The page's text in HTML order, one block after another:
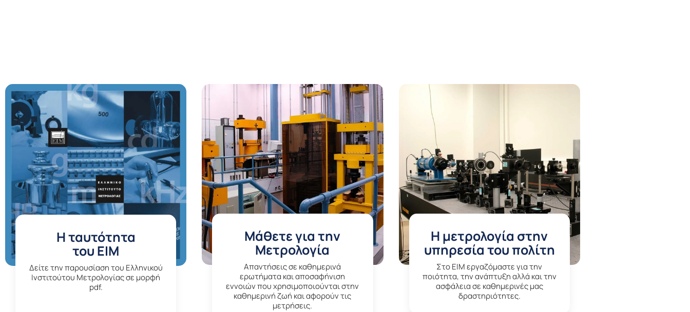
H ταυτότητα
του ΕΙΜ
Δείτε την παρουσίαση του Ελληνικού
Ινστιτούτου Μετρολογίας σε μορφή
pdf.
Μάθετε για την
Μετρολογία
Aπαντήσεις σε καθημερινά
ερωτήματα και αποσαφήνιση
εννοιών που χρησιμοποιούνται στην
καθημερινή ζωή και αφορούν τις
μετρήσεις.
Η μετρολογία στην
υπηρεσία του πολίτη
Στο EIM εργαζόμαστε για την
ποιότητα, την ανάπτυξη αλλά και την
ασφάλεια σε καθημερινές μας
δραστηριότητες.